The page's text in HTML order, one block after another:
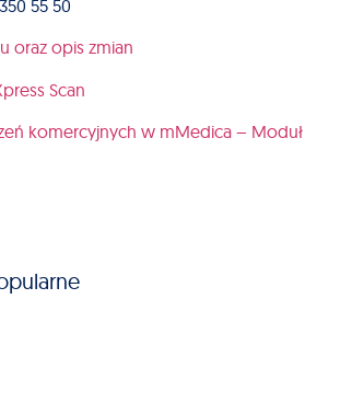
55 50
oraz opis zmian
Scan
komercyjnych w mMedica – Moduł